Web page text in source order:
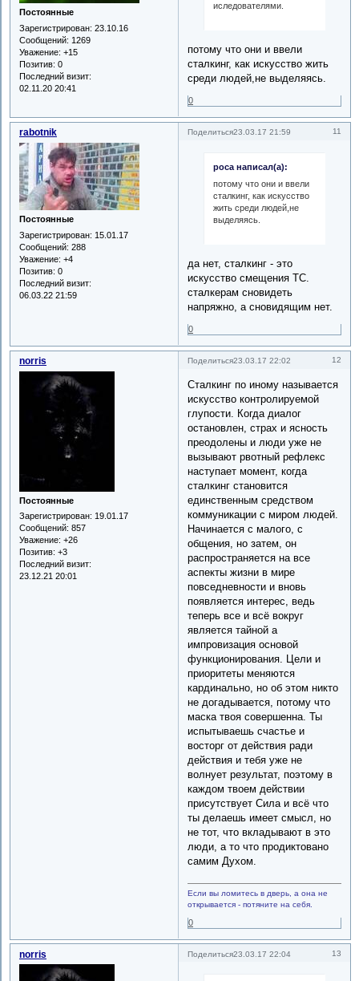
Постоянные
Зарегистрирован: 23.10.16
Сообщений: 1269
Уважение: +15
Позитив: 0
Последний визит:
02.11.20 20:41
иследователями.
потому что они и ввели
сталкинг, как искусство жить
среди людей,не выделяясь.
0
Поделиться 11
23.03.17 21:59
rabotnik
Постоянные
Зарегистрирован: 15.01.17
Сообщений: 288
Уважение: +4
Позитив: 0
Последний визит:
06.03.22 21:59
роса написал(а):
потому что они и ввели
сталкинг, как искусство
жить среди людей,не
выделяясь.
да нет, сталкинг - это
искусство смещения ТС.
сталкерам сновидеть
напряжно, а сновидящим нет.
0
Поделиться 12
23.03.17 22:02
norris
Постоянные
Зарегистрирован: 19.01.17
Сообщений: 857
Уважение: +26
Позитив: +3
Последний визит:
23.12.21 20:01
Сталкинг по иному называется
искусство контролируемой
глупости. Когда диалог
остановлен, страх и ясность
преодолены и люди уже не
вызывают рвотный рефлекс
наступает момент, когда
сталкинг становится
единственным средством
коммуникации с миром людей.
Начинается с малого, с
общения, но затем, он
распространяется на все
аспекты жизни в мире
повседневности и вновь
появляется интерес, ведь
теперь все и всё вокруг
является тайной а
импровизация основой
функционирования. Цели и
приоритеты меняются
кардинально, но об этом никто
не догадывается, потому что
маска твоя совершенна. Ты
испытываешь счастье и
восторг от действия ради
действия и тебя уже не
волнует результат, поэтому в
каждом твоем действии
присутствует Сила и всё что
ты делаешь имеет смысл, но
не тот, что вкладывают в это
люди, а то что продиктовано
самим Духом.
Если вы ломитесь в дверь, а она не
открывается - потяните на себя.
0
Поделиться 13
23.03.17 22:04
norris